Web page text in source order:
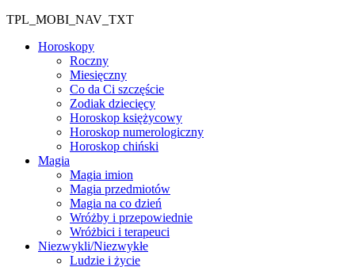
TPL_MOBI_NAV_TXT
Horoskopy
Roczny
Miesięczny
Co da Ci szczęście
Zodiak dziecięcy
Horoskop księżycowy
Horoskop numerologiczny
Horoskop chiński
Magia
Magia imion
Magia przedmiotów
Magia na co dzień
Wróżby i przepowiednie
Wróżbici i terapeuci
Niezwykli/Niezwykłe
Ludzie i życie